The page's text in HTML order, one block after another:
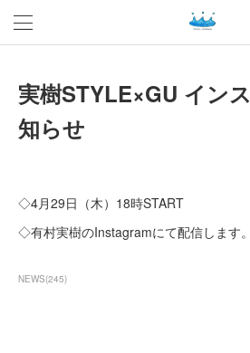
実樹STYLE×GU イン
知らせ
◇4月29日（木）18時START
◇有村実樹のInstagramにて配信します。
NEWS(245)